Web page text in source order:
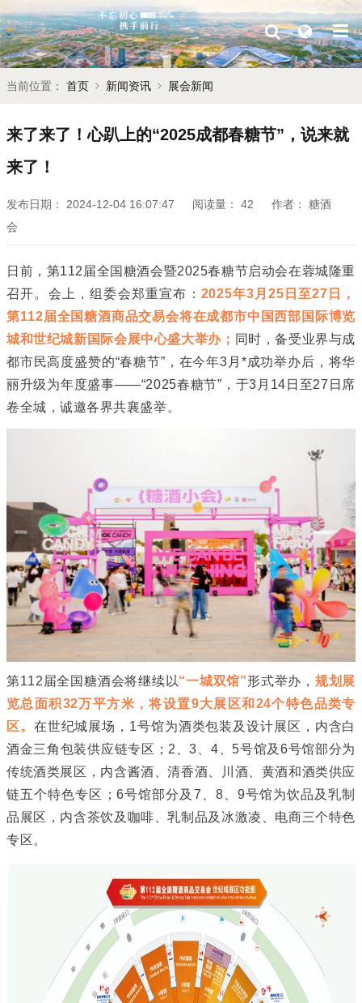
当前位置： 首页 新闻资讯 展会新闻
来了来了！心趴上的“2025成都春糖节”，说来就
来了！
发布日期： 2024-12-04 16:07:47 阅读量： 42 作者：
糖酒
会
日前，第112届全国糖酒会暨2025春糖节启动会在蓉城隆重
召开。会上，组委会郑重宣布： 2025年3月25日至27日，
第112届全国糖酒商品交易会将在成都市中国西部国际博览
城和世纪城新国际会展中心盛大举办； 同时，备受业界与成
都市民高度盛赞的“春糖节”，在今年3月*成功举办后，将华
丽升级为年度盛事——“2025春糖节”，于3月14日至27日席
卷全城，诚邀各界共襄盛举。
第112届全国糖酒会将继续以“一城双馆”形式举办， 规划展
览总面积32万平方米，将设置9大展区和24个特色品类专
区。 在世纪城展场，1号馆为酒类包装及设计展区，内含白
酒金三角包装供应链专区；2、3、4、5号馆及6号馆部分为
传统酒类展区，内含酱酒、清香酒、川酒、黄酒和酒类供应
链五个特色专区；6号馆部分及7、8、9号馆为饮品及乳制
品展区，内含茶饮及咖啡、乳制品及冰激凌、电商三个特色
专区。